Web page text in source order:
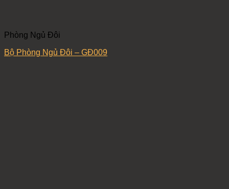
Phòng Ngủ Đôi
Bộ Phòng Ngủ Đôi – GĐ009